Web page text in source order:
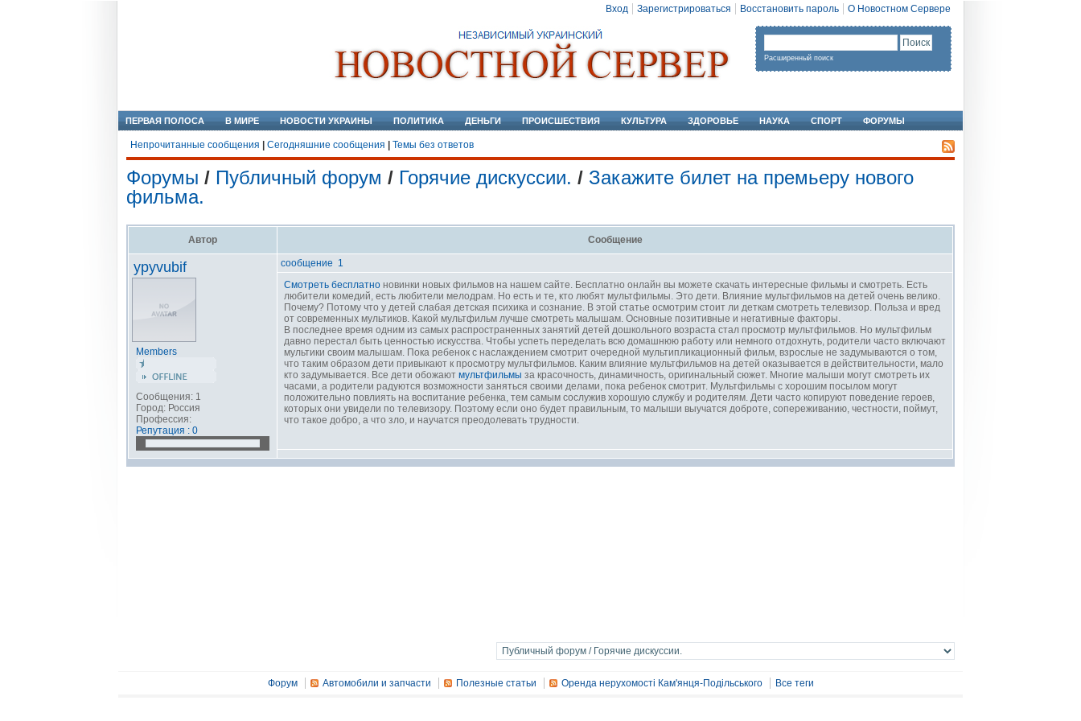
Вход Зарегистрироваться Восстановить пароль О Новостном Сервере
Расширенный поиск
ПЕРВАЯ ПОЛОСА В МИРЕ НОВОСТИ УКРАИНЫ ПОЛИТИКА ДЕНЬГИ ПРОИСШЕСТВИЯ КУЛЬТУРА ЗДОРОВЬЕ НАУКА СПОРТ ФОРУМЫ
Непрочитанные сообщения Сегодняшние сообщения Темы без ответов
Форумы / Публичный форум / Горячие дискуссии. / Закажите билет на премьеру нового
фильма.
Автор Сообщение
ypyvubif
Members
Сообщения: 1
Город: Россия
Профессия:
Репутация : 0
сообщение 1
Смотреть бесплатно новинки новых фильмов на нашем сайте. Бесплатно онлайн вы можете скачать интересные фильмы и смотреть. Есть
любители комедий, есть любители мелодрам. Но есть и те, кто любят мультфильмы. Это дети. Влияние мультфильмов на детей очень велико.
Почему? Потому что у детей слабая детская психика и сознание. В этой статье осмотрим стоит ли деткам смотреть телевизор. Польза и вред
от современных мультиков. Какой мультфильм лучше смотреть малышам. Основные позитивные и негативные факторы.
В последнее время одним из самых распространенных занятий детей дошкольного возраста стал просмотр мультфильмов. Но мультфильм
давно перестал быть ценностью искусства. Чтобы успеть переделать всю домашнюю работу или немного отдохнуть, родители часто включают
мультики своим малышам. Пока ребенок с наслаждением смотрит очередной мультипликационный фильм, взрослые не задумываются о том,
что таким образом дети привыкают к просмотру мультфильмов. Каким влияние мультфильмов на детей оказывается в действительности, мало
кто задумывается. Все дети обожают мультфильмы за красочность, динамичность, оригинальный сюжет. Многие малыши могут смотреть их
часами, а родители радуются возможности заняться своими делами, пока ребенок смотрит. Мультфильмы с хорошим посылом могут
положительно повлиять на воспитание ребенка, тем самым сослужив хорошую службу и родителям. Дети часто копируют поведение героев,
которых они увидели по телевизору. Поэтому если оно будет правильным, то малыши выучатся доброте, сопереживанию, честности, поймут,
что такое добро, а что зло, и научатся преодолевать трудности.
Форум Автомобили и запчасти Полезные статьи Оренда нерухомості Кам'янця-Подільського Все теги